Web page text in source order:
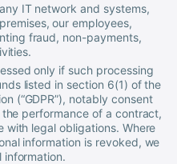
IT network and systems,
our employees,
fraud, non-payments,
only if such processing
listed in section 6(1) of the
(“GDPR”), notably consent
performance of a contract,
with legal obligations. Where
information is revoked, we
information.